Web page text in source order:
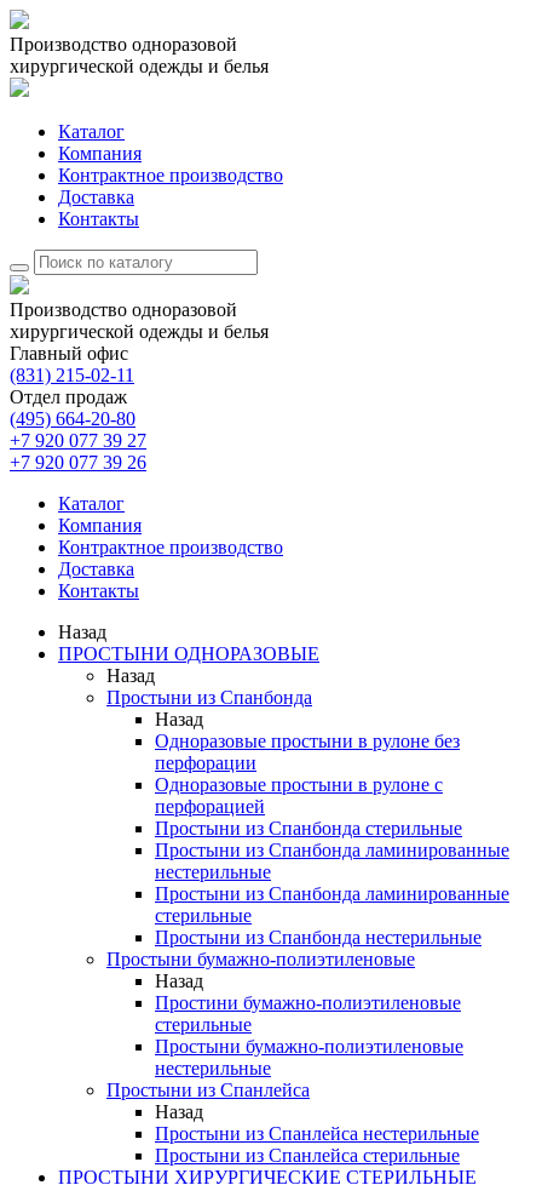
Производство одноразовой
хирургической одежды и белья
Каталог
Компания
Контрактное производство
Доставка
Контакты
Производство одноразовой
хирургической одежды и белья
Главный офис
(831) 215-02-11
Отдел продаж
(495) 664-20-80
+7 920 077 39 27
+7 920 077 39 26
Каталог
Компания
Контрактное производство
Доставка
Контакты
Назад
ПРОСТЫНИ ОДНОРАЗОВЫЕ
Назад
Простыни из Спанбонда
Назад
Одноразовые простыни в рулоне без
перфорации
Одноразовые простыни в рулоне с
перфорацией
Простыни из Спанбонда cтерильные
Простыни из Спанбонда ламинированные
нестерильные
Простыни из Спанбонда ламинированные
стерильные
Простыни из Спанбонда нестерильные
Простыни бумажно-полиэтиленовые
Назад
Простини бумажно-полиэтиленовые
стерильные
Простыни бумажно-полиэтиленовые
нестерильные
Простыни из Спанлейса
Назад
Простыни из Спанлейса нестерильные
Простыни из Спанлейса стерильные
ПРОСТЫНИ ХИРУРГИЧЕСКИЕ СТЕРИЛЬНЫЕ